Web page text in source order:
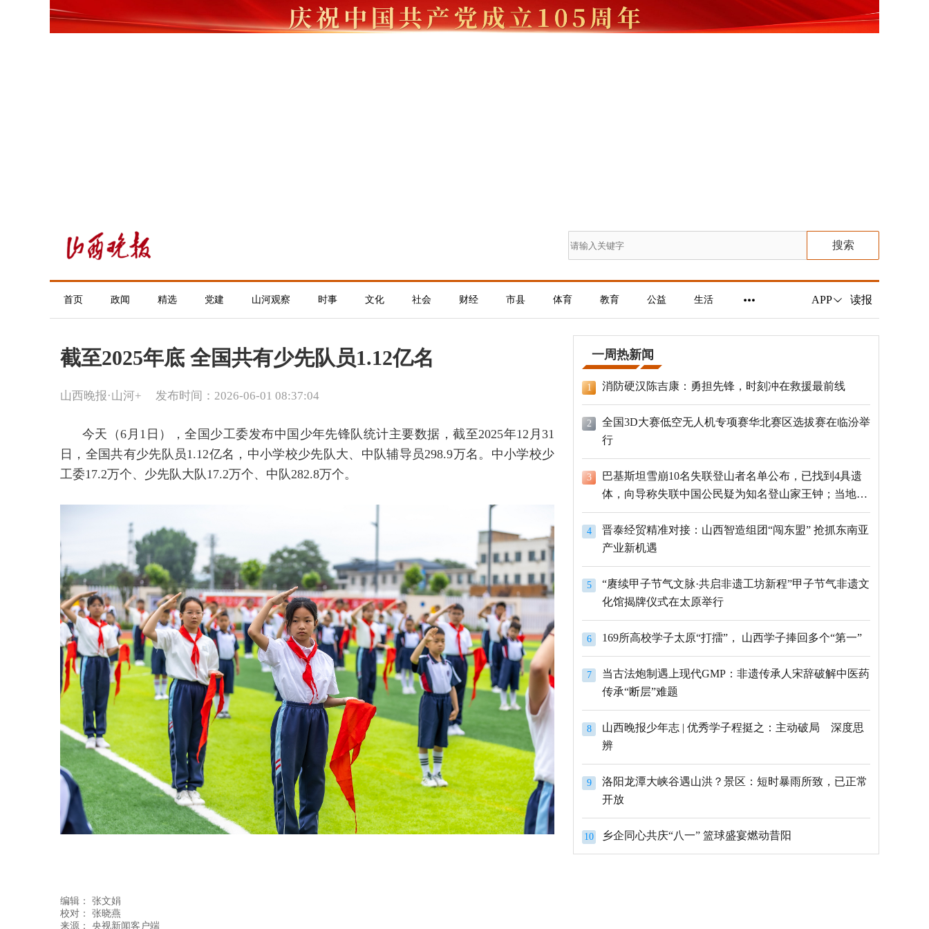
搜索
首页 政闻 精选 党建 山河观察 时事 文化 社会 财经 市县 体育 教育 公益 生活 APP 读报
截至2025年底 全国共有少先队员1.12亿名
山西晚报·山河+ 发布时间：2026-06-01 08:37:04
今天（6月1日），全国少工委发布中国少年先锋队统计主要数据，截至2025年12月31
日，全国共有少先队员1.12亿名，中小学校少先队大、中队辅导员298.9万名。中小学校少
工委17.2万个、少先队大队17.2万个、中队282.8万个。
编辑： 张文娟
校对： 张晓燕
一周热新闻
1 消防硬汉陈吉康：勇担先锋，时刻冲在救援最前线
2
全国3D大赛低空无人机专项赛华北赛区选拔赛在临汾举
行
3
巴基斯坦雪崩10名失联登山者名单公布，已找到4具遗
体，向导称失联中国公民疑为知名登山家王钟；当地官
员：已定位到3个追踪器
4
晋泰经贸精准对接：山西智造组团“闯东盟” 抢抓东南亚
产业新机遇
5
“赓续甲子节气文脉·共启非遗工坊新程”甲子节气非遗文
化馆揭牌仪式在太原举行
6 169所高校学子太原“打擂”， 山西学子捧回多个“第一”
7
当古法炮制遇上现代GMP：非遗传承人宋辞破解中医药
传承“断层”难题
8
山西晚报少年志 | 优秀学子程挺之：主动破局 深度思
辨
9
洛阳龙潭大峡谷遇山洪？景区：短时暴雨所致，已正常
开放
10 乡企同心共庆“八一” 篮球盛宴燃动昔阳